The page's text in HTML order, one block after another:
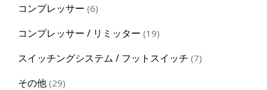
コンプレッサー 66
コンプレッサー / リミッター 1919
スイッチングシステム / フットスイッチ 77
その他 2929